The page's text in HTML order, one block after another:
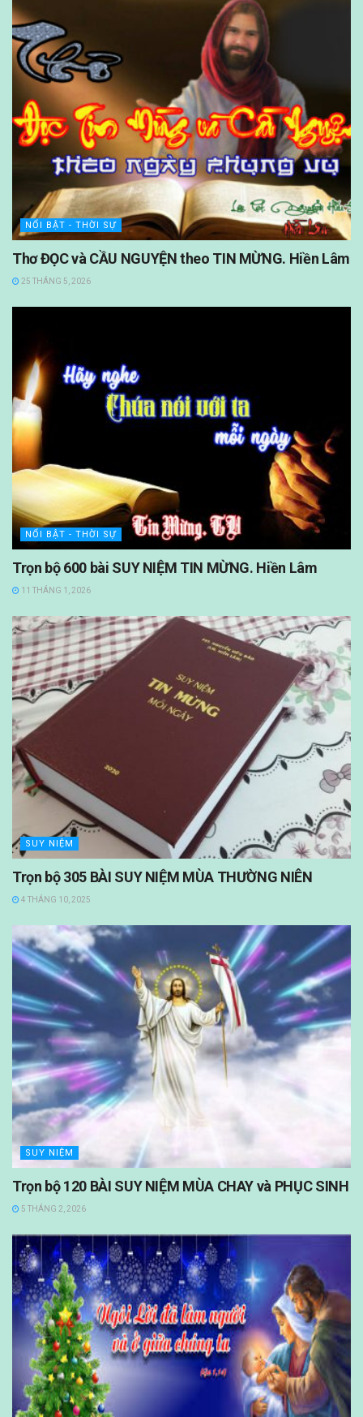
NỔI BẬT - THỜI SỰ
Thơ ĐỌC và CẦU NGUYỆN theo TIN MỪNG. Hiền Lâm
25 THÁNG 5, 2026
NỔI BẬT - THỜI SỰ
Trọn bộ 600 bài SUY NIỆM TIN MỪNG. Hiền Lâm
11 THÁNG 1, 2026
SUY NIỆM
Trọn bộ 305 BÀI SUY NIỆM MÙA THƯỜNG NIÊN
4 THÁNG 10, 2025
SUY NIỆM
Trọn bộ 120 BÀI SUY NIỆM MÙA CHAY và PHỤC SINH
5 THÁNG 2, 2026